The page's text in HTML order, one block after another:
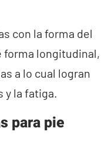
con la forma del
forma longitudinal,
a lo cual logran
y la fatiga.
para pie